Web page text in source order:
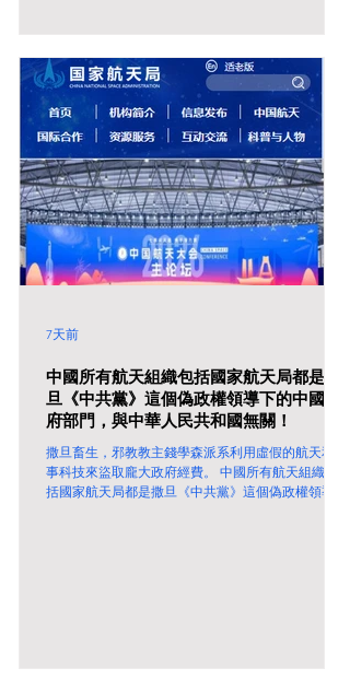
中國所有航天組織包括國家航天局都是撒
旦《中共黨》這個偽政權領導下的中國政
府部門，與中華人民共和國無關！
撒旦畜生，邪教教主錢學森派系利用虛假的航天和軍
事科技來盜取龐大政府經費。 中國所有航天組織包
括國家航天局都是撒旦《中共黨》這個偽政權領導下
7天前